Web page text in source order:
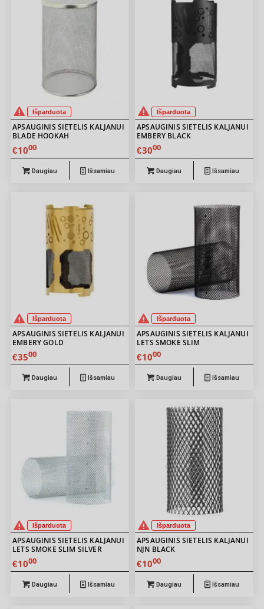
Išparduota
APSAUGINIS SIETELIS KALJANUI
BLADE HOOKAH
€1000
Daugiau Išsamiau
Išparduota
APSAUGINIS SIETELIS KALJANUI
EMBERY BLACK
€3000
Daugiau Išsamiau
Išparduota
APSAUGINIS SIETELIS KALJANUI
EMBERY GOLD
€3500
Daugiau Išsamiau
Išparduota
APSAUGINIS SIETELIS KALJANUI
LETS SMOKE SLIM
€1000
Daugiau Išsamiau
Išparduota
APSAUGINIS SIETELIS KALJANUI
LETS SMOKE SLIM SILVER
€1000
Daugiau Išsamiau
Išparduota
APSAUGINIS SIETELIS KALJANUI
NJN BLACK
€1000
Daugiau Išsamiau